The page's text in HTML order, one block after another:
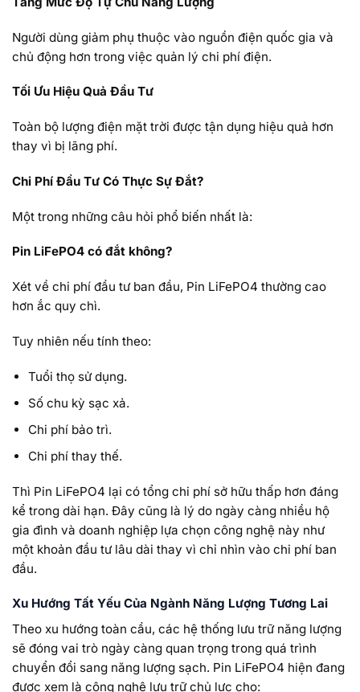
Người dùng giảm phụ thuộc vào nguồn điện quốc gia và
chủ động hơn trong việc quản lý chi phí điện.
Tối Ưu Hiệu Quả Đầu Tư
Toàn bộ lượng điện mặt trời được tận dụng hiệu quả hơn
thay vì bị lãng phí.
Chi Phí Đầu Tư Có Thực Sự Đắt?
Một trong những câu hỏi phổ biến nhất là:
Pin LiFePO4 có đắt không?
Xét về chi phí đầu tư ban đầu, Pin LiFePO4 thường cao
hơn ắc quy chì.
Tuy nhiên nếu tính theo:
Tuổi thọ sử dụng.
Số chu kỳ sạc xả.
Chi phí bảo trì.
Chi phí thay thế.
Thì Pin LiFePO4 lại có tổng chi phí sở hữu thấp hơn đáng
kể trong dài hạn. Đây cũng là lý do ngày càng nhiều hộ
gia đình và doanh nghiệp lựa chọn công nghệ này như
một khoản đầu tư lâu dài thay vì chỉ nhìn vào chi phí ban
đầu.
Xu Hướng Tất Yếu Của Ngành Năng Lượng Tương Lai
Theo xu hướng toàn cầu, các hệ thống lưu trữ năng lượng
sẽ đóng vai trò ngày càng quan trọng trong quá trình
chuyển đổi sang năng lượng sạch. Pin LiFePO4 hiện đang
được xem là công nghệ lưu trữ chủ lực cho: